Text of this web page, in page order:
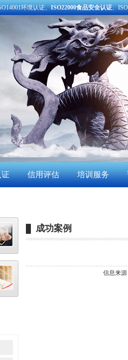
环境认证、ISO22000食品安全认证、
证 信用评估 培训服务
成功案例
信息来源